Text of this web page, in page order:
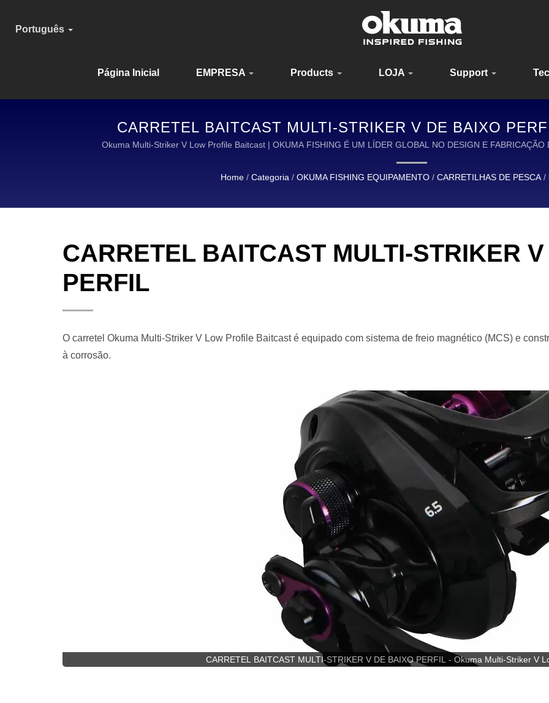
Página Inicial EMPRESA Products LOJA Support
Português
CARRETEL BAITCAST MULTI-STRIKER V DE BAIXO
EQUIPAMENTO DURÁVEL E CONFIÁVEL PARA
Okuma Multi-Striker V Low Profile Baitcast | OKUMA FISHING É UM LÍDER GLOBAL NO DESIGN E FABRICAÇÃO
Home / Categoria / OKUMA FISHING EQUIPAMENTO / CARRETILHAS DE PESCA /
CARRETEL BAITCAST MULTI-STRIKER V DE BAIXO PERFIL - Okuma Multi-Striker V
CARRETEL BAITCAST MULTI-STRIKER
PERFIL
O carretel Okuma Multi-Striker V Low Profile Baitcast é equipado com sistema de freio magnético (MCS) e
à corrosão.